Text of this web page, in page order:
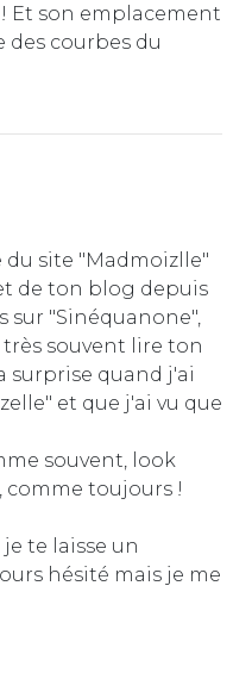
Et son emplacement
des courbes du
site "Madmoizlle"
de ton blog depuis
sur "Sinéquanone",
souvent lire ton
surprise quand j'ai
et que j'ai vu que
souvent, look
comme toujours !
te laisse un
hésité mais je me